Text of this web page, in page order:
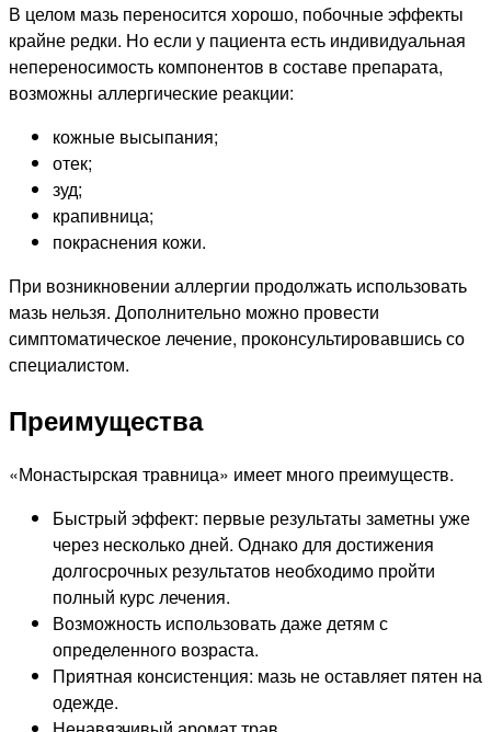
В целом мазь переносится хорошо, побочные эффекты
крайне редки. Но если у пациента есть индивидуальная
непереносимость компонентов в составе препарата,
возможны аллергические реакции:
кожные высыпания;
отек;
зуд;
крапивница;
покраснения кожи.
При возникновении аллергии продолжать использовать
мазь нельзя. Дополнительно можно провести
симптоматическое лечение, проконсультировавшись со
специалистом.
Преимущества
«Монастырская травница» имеет много преимуществ.
Быстрый эффект: первые результаты заметны уже
через несколько дней. Однако для достижения
долгосрочных результатов необходимо пройти
полный курс лечения.
Возможность использовать даже детям с
определенного возраста.
Приятная консистенция: мазь не оставляет пятен на
одежде.